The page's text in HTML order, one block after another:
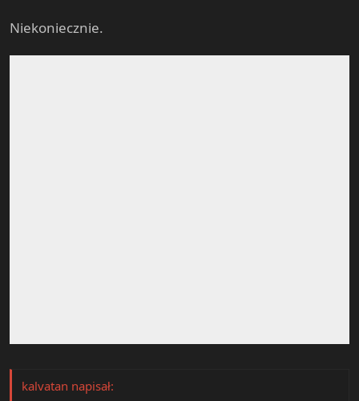
Niekoniecznie.
kalvatan napisał: